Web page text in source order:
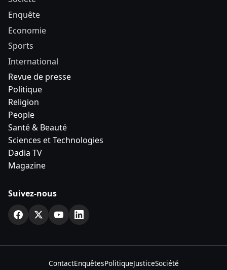
Enquête
Economie
Sports
International
Revue de presse
Politique
Religion
People
Santé & Beauté
Sciences et Technologies
Dadia TV
Magazine
Suivez-nous
ContactEnquêtesPolitiqueJusticeSociété